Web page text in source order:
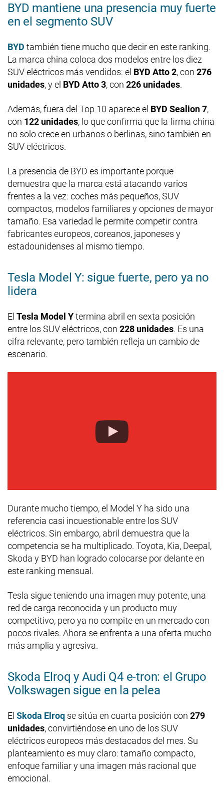
BYD mantiene una presencia muy fuerte
en el segmento SUV
BYD también tiene mucho que decir en este ranking.
La marca china coloca dos modelos entre los diez
SUV eléctricos más vendidos: el BYD Atto 2, con 276
unidades, y el BYD Atto 3, con 226 unidades.
Además, fuera del Top 10 aparece el BYD Sealion 7,
con 122 unidades, lo que confirma que la firma china
no solo crece en urbanos o berlinas, sino también en
SUV eléctricos.
La presencia de BYD es importante porque
demuestra que la marca está atacando varios
frentes a la vez: coches más pequeños, SUV
compactos, modelos familiares y opciones de mayor
tamaño. Esa variedad le permite competir contra
fabricantes europeos, coreanos, japoneses y
estadounidenses al mismo tiempo.
Tesla Model Y: sigue fuerte, pero ya no
lidera
El Tesla Model Ytermina abril en sexta posición
entre los SUV eléctricos, con 228 unidades. Es una
cifra relevante, pero también refleja un cambio de
escenario.
Durante mucho tiempo, el Model Y ha sido una
referencia casi incuestionable entre los SUV
eléctricos. Sin embargo, abril demuestra que la
competencia se ha multiplicado. Toyota, Kia, Deepal,
Skoda y BYD han logrado colocarse por delante en
este ranking mensual.
Tesla sigue teniendo una imagen muy potente, una
red de carga reconocida y un producto muy
competitivo, pero ya no compite en un mercado con
pocos rivales. Ahora se enfrenta a una oferta mucho
más amplia y agresiva.
Skoda Elroq y Audi Q4 e-tron: el Grupo
Volkswagen sigue en la pelea
El Skoda Elroq se sitúa en cuarta posición con 279
unidades, convirtiéndose en uno de los SUV
eléctricos europeos más destacados del mes. Su
planteamiento es muy claro: tamaño compacto,
enfoque familiar y una imagen más racional que
emocional.